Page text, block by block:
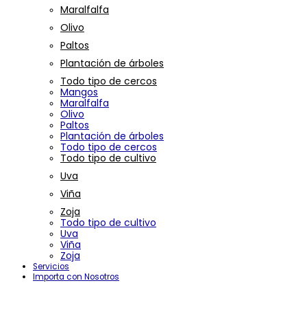
Maralfalfa
Olivo
Paltos
Plantación de árboles
Todo tipo de cercos
Mangos
Maralfalfa
Olivo
Paltos
Plantación de árboles
Todo tipo de cercos
Todo tipo de cultivo
Uva
Viña
Zoja
Todo tipo de cultivo
Uva
Viña
Zoja
Servicios
Importa con Nosotros